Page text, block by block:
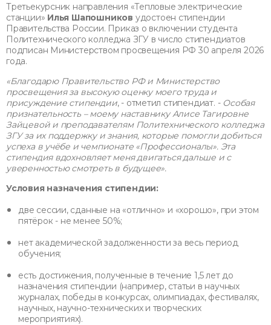
Третьекурсник направления «Тепловые электрические
станции» Илья Шапошников удостоен стипендии
Правительства России. Приказ о включении студента
Политехнического колледжа ЗГУ в число стипендиатов
подписан Министерством просвещения РФ 30 апреля 2026
года.
«Благодарю Правительство РФ и Министерство
просвещения за высокую оценку моего труда и
присуждение стипендии, - отметил стипендиат. - Особая
признательность – моему наставнику Алисе Тагировне
Зайцевой и преподавателям Политехнического колледжа
ЗГУ за их поддержку и знания, которые помогли добиться
успеха в учёбе и чемпионате «Профессионалы». Эта
стипендия вдохновляет меня двигаться дальше и с
уверенностью смотреть в будущее».
Условия назначения стипендии:
две сессии, сданные на «отлично» и «хорошо», при этом
пятёрок - не менее 50%;
нет академической задолженности за весь период
обучения;
есть достижения, полученные в течение 1,5 лет до
назначения стипендии (например, статьи в научных
журналах, победы в конкурсах, олимпиадах, фестивалях,
научных, научно-технических и творческих
мероприятиях).